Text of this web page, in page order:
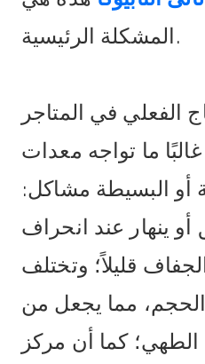
المشكلة الرئيسية.
الفعلي في المتاجر
ما تواجه معدات
أو البسيطة مشاكل:
ينهار عند انحراف
قليلاً؛ وتختلف
مما يجعل من
كما أن مركز